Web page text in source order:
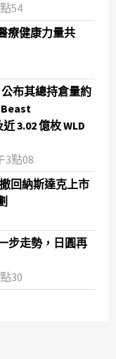
54
療健康力量共
布其總持倉量約
Beast
3.02 億枚 WLD
3點08
回納斯達克上市
步走勢，日圓再
30